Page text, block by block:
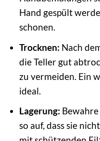
Hand gespült
schonen.
Trocknen: Nach
die Teller gut
zu vermeiden. Ein
ideal.
Lagerung:
so auf, dass sie